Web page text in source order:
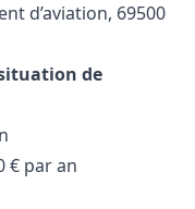
d’aviation, 69500
de
€ par an